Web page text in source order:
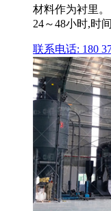
材料作为衬里
24～48小时,时
联系电话: 180